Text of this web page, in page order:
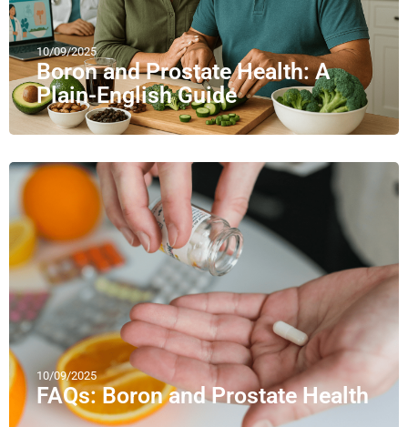
10/09/2025
Boron and Prostate Health: A
Plain-English Guide
10/09/2025
FAQs: Boron and Prostate Health